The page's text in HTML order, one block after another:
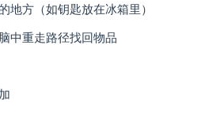
地方（如钥匙放在冰箱里）
中重走路径找回物品